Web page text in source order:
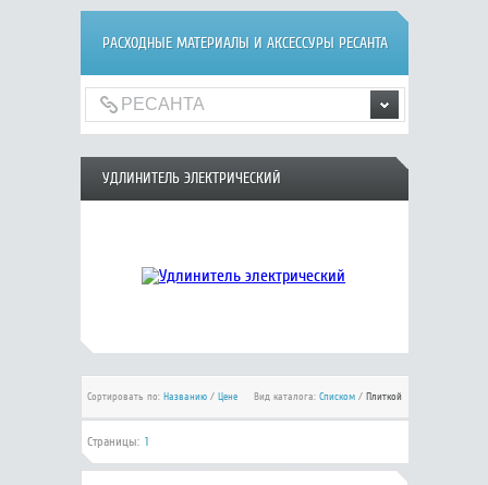
РАСХОДНЫЕ МАТЕРИАЛЫ И АКСЕССУРЫ РЕСАНТА
УДЛИНИТЕЛЬ ЭЛЕКТРИЧЕСКИЙ
Сортировать по: Названию/ Цене Вид каталога: Списком/ Плиткой
Страницы: 1